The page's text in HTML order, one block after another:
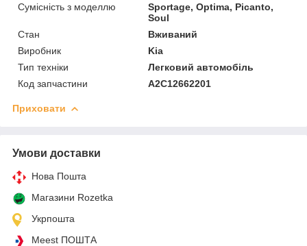
Сумісність з моделлю
Sportage, Optima, Picanto,
Soul
Стан
Вживаний
Виробник
Kia
Тип техніки
Легковий автомобіль
Код запчастини
A2C12662201
Приховати
Умови доставки
Нова Пошта
Магазини Rozetka
Укрпошта
Meest ПОШТА